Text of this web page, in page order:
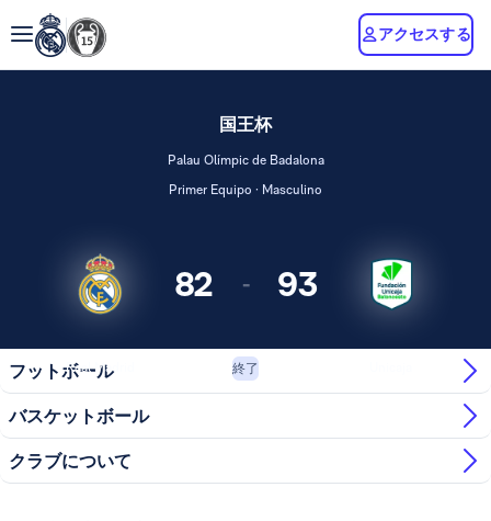
アクセスする
国王杯
Palau Olímpic de Badalona
Primer Equipo · Masculino
82 - 93
Real Madrid 終了
フットボール
バスケットボール
クラブについて